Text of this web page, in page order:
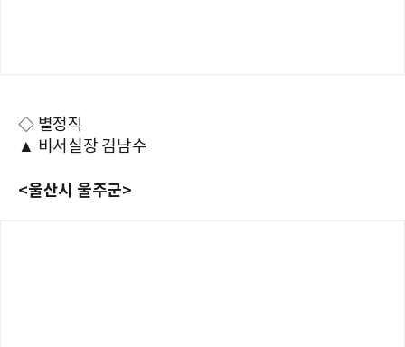
◇ 별정직
▲ 비서실장 김남수
<울산시 울주군>